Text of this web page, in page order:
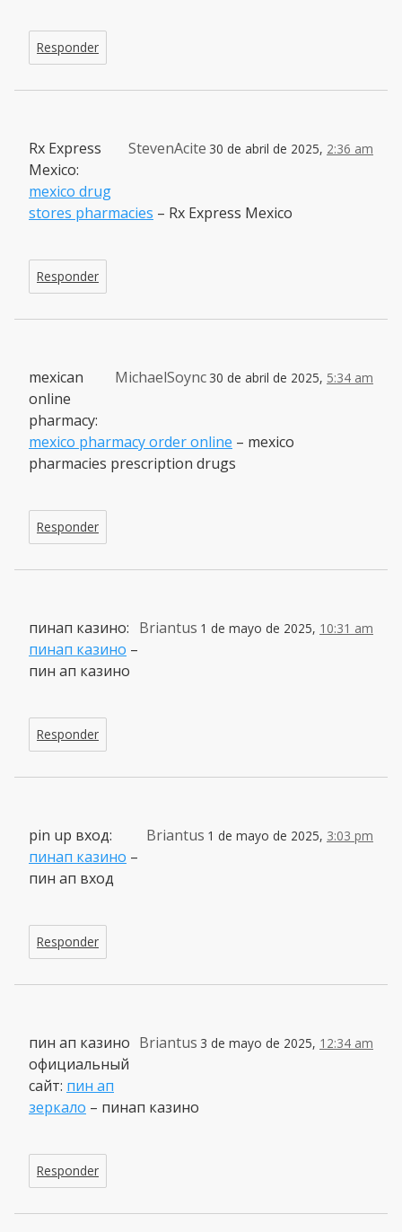
Responder
StevenAcite 30 de abril de 2025, 2:36 am
Rx Express
Mexico:
mexico drug
stores pharmacies – Rx Express Mexico
Responder
MichaelSoync 30 de abril de 2025, 5:34 am
mexican
online
pharmacy:
mexico pharmacy order online – mexico
pharmacies prescription drugs
Responder
Briantus 1 de mayo de 2025, 10:31 am
пинап казино:
пинап казино –
пин ап казино
Responder
Briantus 1 de mayo de 2025, 3:03 pm
pin up вход:
пинап казино –
пин ап вход
Responder
Briantus 3 de mayo de 2025, 12:34 am
пин ап казино
официальный
сайт: пин ап
зеркало – пинап казино
Responder